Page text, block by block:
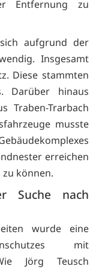
Entfernung zu
aufgrund der
Insgesamt
Diese stammten
Darüber hinaus
Traben-Trarbach
musste
erreichen
können.
Suche nach
wurde eine
mit
Jörg Teusch